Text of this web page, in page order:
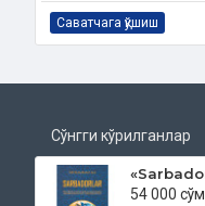
Uchinchi bob.
To'rtinchi bob. Ikki
Oltinchi bob. Takyaxona
Sakkizinchi bob. Boshtin
To'qqizinchi bob. Abu
O'ninchi bob. Tungi
Саватчага қўшиш
Сўнгги кўрилганлар
54 000 сўм